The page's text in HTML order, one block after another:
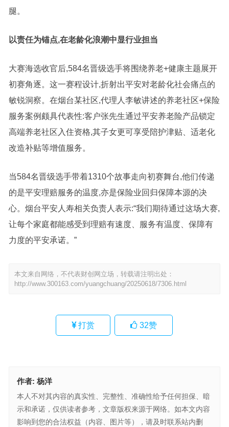
腿。
以责任为锚点,在老龄化浪潮中显行业担当
大赛海选收官后,584名晋级选手将围绕养老+健康主题展开
初赛角逐。这一赛程设计,折射出平安对老龄化社会痛点的
敏锐洞察。在烟台某社区,代理人李敏讲述的养老社区+保险
服务案例颇具代表性:客户张先生通过平安养老险产品锁定
高端养老社区入住资格,其子女更可享受陪护津贴、适老化
改造补贴等增值服务。
当584名晋级选手带着1310个故事走向初赛舞台,他们传递
的是平安理赔服务的温度,亦是保险业回归保障本源的决
心。烟台平安人寿相关负责人表示:“我们期待通过这场大赛,
让每个家庭都能感受到理赔有速度、服务有温度、保障有
力度的平安承诺。”
本文来自网络，不代表财创网立场，转载请注明出处：
http://www.300163.com/yuangchuang/20250618/7306.html
打赏 32赞
作者: 杨洋
本人不对其内容的真实性、完整性、准确性给予任何担保、暗
示和承诺，仅供读者参考，文章版权来源于网络。如本文内容
影响到您的合法权益（内容、图片等），请及时联系站内删